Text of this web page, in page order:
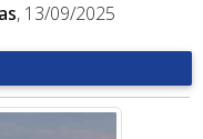
, 13/09/2025